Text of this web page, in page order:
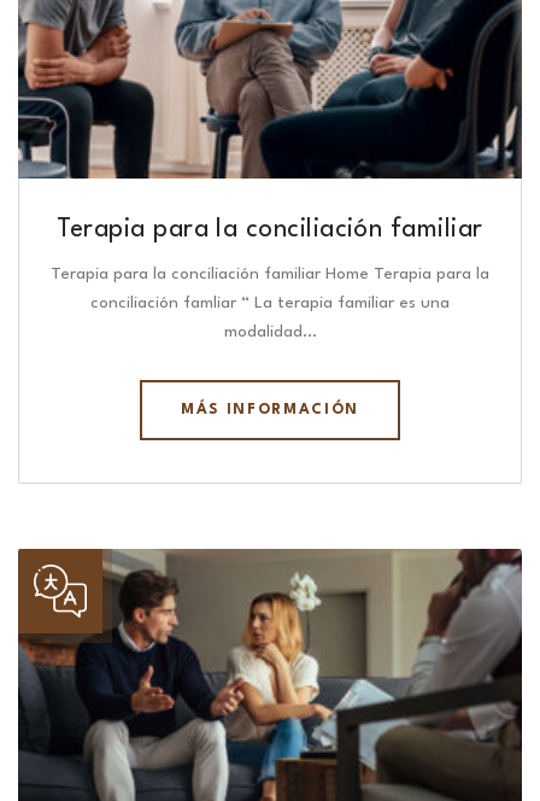
Terapia para la conciliación familiar
Terapia para la conciliación familiar Home Terapia para la
conciliación famliar “ La terapia familiar es una
modalidad…
MÁS INFORMACIÓN